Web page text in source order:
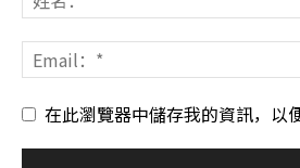
在此瀏覽器中儲存我的資訊，以